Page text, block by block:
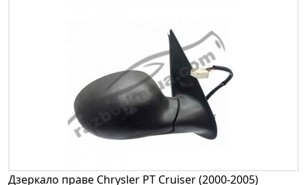
Дзеркало праве Chrysler PT Cruiser (2000-2005)